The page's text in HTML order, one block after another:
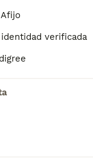
verificada
de un cachorro de
es de
501€, aunque
factores como
un bichón
3 meses?